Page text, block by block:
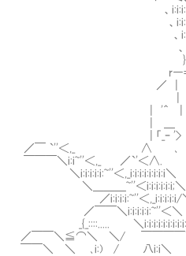
Ⅵ、i:i:i:
Ⅵ、i:i:i:li:i
Ⅵ、
Ⅵ、
Ⅶ}ｉ:|i:i:i:/
r―=ミi/_ｉ
／ | ｀''＜
| .;、
| '＾ | |
| ＿ .ィ
| 「_ｰ '> く｀
／￣ `''＜,_ ∧ Ⅵ､
￣￣￣＼i:i~''＜,_ ／`'＜∧.
＼i:i:i:i:i:~''＜,_i:i:i:i:i:i:i:i＼
＼＿＿＿~''＜i:i:i:i:i:i;＼ I、'
／i:i:i:i:~''＜,_i:i:i:i:i/
／￣￣＼i:i:i:i:i:~''＜＼ `
_{_::::..... ＼i:i:i:i:i:i:i:i:i:i:i:／
／￣￣＼≦⌒＼ ＼/ ￣￣￣￣
￣￣＼ ＼ ､i:) / 八i:i